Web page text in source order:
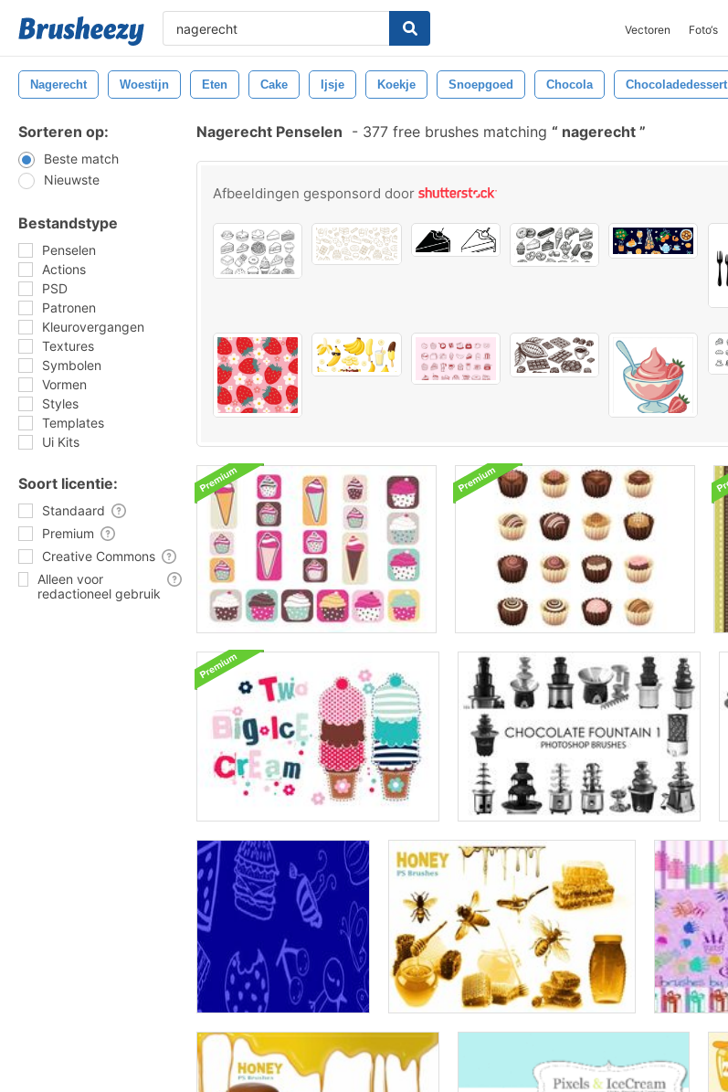
Vectoren Foto‘s
Nagerecht Woestijn Eten Cake Ijsje Koekje Snoepgoed Chocola Chocoladedessert
Sorteren op:
Beste match
Nieuwste
Bestandstype
Penselen
Actions
PSD
Patronen
Kleurovergangen
Textures
Symbolen
Vormen
Styles
Templates
Ui Kits
Soort licentie:
Standaard
Premium
Creative Commons
Alleen voor
redactioneel gebruik
Nagerecht Penselen - 377 free brushes matching nagerecht
Afbeeldingen gesponsord door